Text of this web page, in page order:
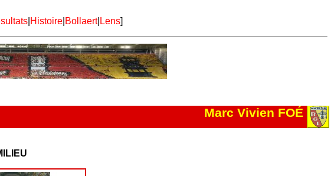
| Histoire| Bollaert| Lens]
Marc Vivien FOÉ